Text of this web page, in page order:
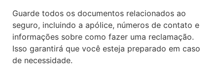
Guarde todos os documentos relacionados ao
seguro, incluindo a apólice, números de contato e
informações sobre como fazer uma reclamação.
Isso garantirá que você esteja preparado em caso
de necessidade.